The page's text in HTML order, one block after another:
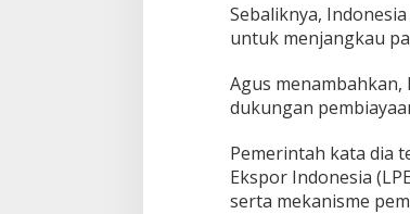
Sebaliknya,
untuk menjangkau
Agus
dukungan
Pemerintah kata dia
Ekspor Indonesia
serta mekanisme